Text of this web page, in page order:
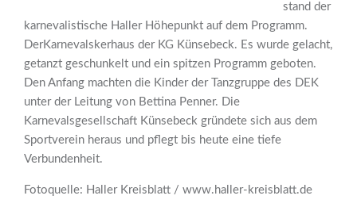
stand der
karnevalistische Haller Höhepunkt auf dem Programm.
DerKarnevalskerhaus der KG Künsebeck. Es wurde gelacht,
getanzt geschunkelt und ein spitzen Programm geboten.
Den Anfang machten die Kinder der Tanzgruppe des DEK
unter der Leitung von Bettina Penner. Die
Karnevalsgesellschaft Künsebeck gründete sich aus dem
Sportverein heraus und pflegt bis heute eine tiefe
Verbundenheit.
Fotoquelle: Haller Kreisblatt / www.haller-kreisblatt.de